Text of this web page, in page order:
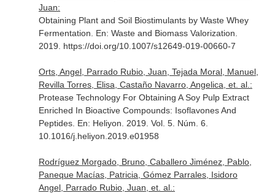
Juan:
Obtaining Plant and Soil Biostimulants by Waste Whey
Fermentation. En: Waste and Biomass Valorization
2019. https://doi.org/10.1007/s12649-019-00660-7
Orts, Angel, Parrado Rubio, Juan, Tejada Moral, Manuel,
Revilla Torres, Elisa, Castaño Navarro, Angelica, et. al.:
Protease Technology For Obtaining A Soy Pulp Extract
Enriched In Bioactive Compounds: Isoflavones And
Peptides. En: Heliyon . 2019. Vol. 5. Núm. 6.
10.1016/j.heliyon.2019.e01958
Rodríguez Morgado, Bruno, Caballero Jiménez, Pablo,
Paneque Macías, Patricia, Gómez Parrales, Isidoro
Angel, Parrado Rubio, Juan, et. al.: